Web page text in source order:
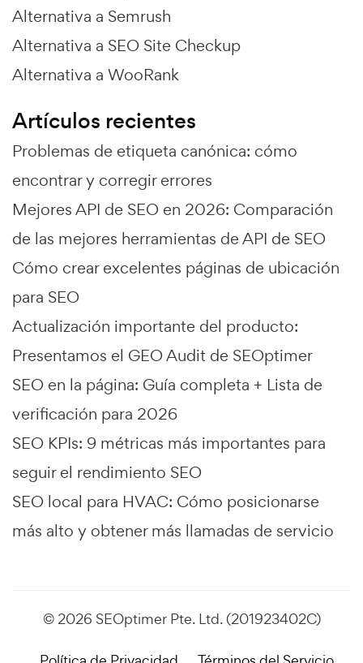
Alternativa a Semrush
Alternativa a SEO Site Checkup
Alternativa a WooRank
Artículos recientes
Problemas de etiqueta canónica: cómo
encontrar y corregir errores
Mejores API de SEO en 2026: Comparación
de las mejores herramientas de API de SEO
Cómo crear excelentes páginas de ubicación
para SEO
Actualización importante del producto:
Presentamos el GEO Audit de SEOptimer
SEO en la página: Guía completa + Lista de
verificación para 2026
SEO KPIs: 9 métricas más importantes para
seguir el rendimiento SEO
SEO local para HVAC: Cómo posicionarse
más alto y obtener más llamadas de servicio
© 2026 SEOptimer Pte. Ltd. (201923402C)